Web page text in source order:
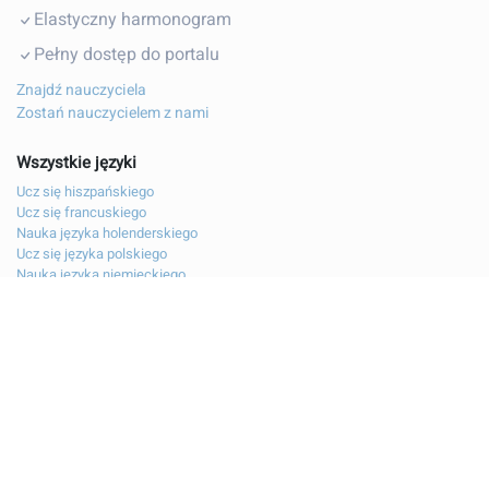
Elastyczny harmonogram
Pełny dostęp do portalu
Znajdź nauczyciela
Zostań nauczycielem z nami
Wszystkie języki
Ucz się hiszpańskiego
Ucz się francuskiego
Nauka języka holenderskiego
Ucz się języka polskiego
Nauka języka niemieckiego